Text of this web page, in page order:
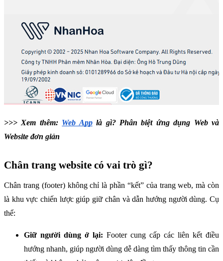
>>> Xem thêm: Web App là gì? Phân biệt ứng dụng Web và
Website đơn giản
Chân trang website có vai trò gì?
Chân trang (footer) không chỉ là phần “kết” của trang web, mà còn
là khu vực chiến lược giúp giữ chân và dẫn hướng người dùng. Cụ
thể:
Giữ người dùng ở lại: Footer cung cấp các liên kết điều
hướng nhanh, giúp người dùng dễ dàng tìm thấy thông tin cần